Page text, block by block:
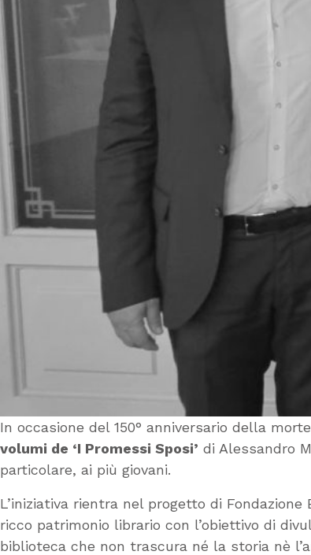
In occasione del 150° anniversario della
volumi de ‘I Promessi Sposi’ di Alessandro
particolare, ai più giovani.
L’iniziativa rientra nel progetto di
ricco patrimonio librario con l’obiettivo di
biblioteca che non trascura né la storia nè